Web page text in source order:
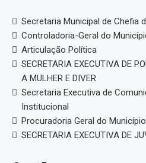
Secretaria Municipal de Chefia
Controladoria-Geral do
Articulação Política
SECRETARIA EXECUTIVA DE
A MULHER E DIVER
Secretaria Executiva de
Institucional
Procuradoria Geral do
SECRETARIA EXECUTIVA DE